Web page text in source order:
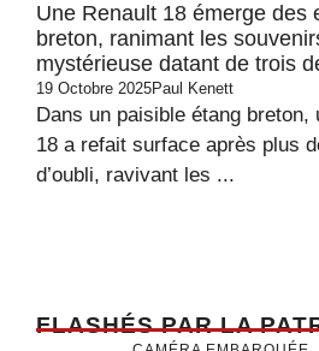
Une Renault 18 émerge des
breton, ranimant les
mystérieuse datant de trois
19 Octobre 2025Paul Kenett
Dans un paisible étang breton,
18 a refait surface après plus
d’oubli, ravivant les ...
FLASHÉS PAR LA